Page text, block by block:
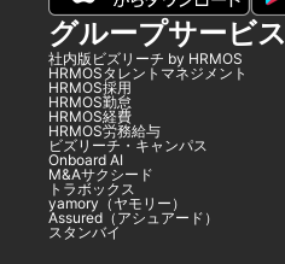
グループサービス
社内版ビズリーチ by HRMOS
HRMOSタレントマネジメント
HRMOS採用
HRMOS勤怠
HRMOS経費
HRMOS労務給与
ビズリーチ・キャンパス
Onboard AI
M&Aサクシード
トラボックス
yamory（ヤモリー）
Assured（アシュアード）
スタンバイ